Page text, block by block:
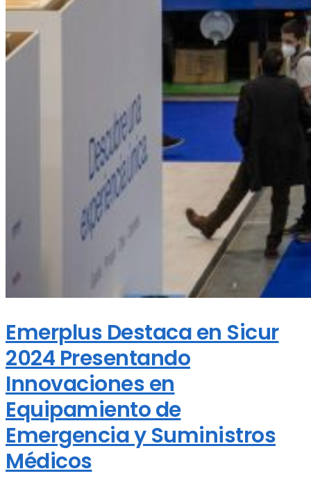
Emerplus Destaca en Sicur
2024 Presentando
Innovaciones en
Equipamiento de
Emergencia y Suministros
Médicos